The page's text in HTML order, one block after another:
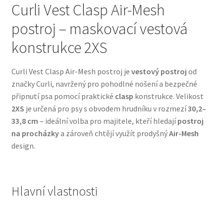
Bozita pro psy — Švédské krmivo s nordickou kvalitou
Brit pro psy
Granule pro psy
Natural Trainer pro psy — Italské krmivo s
přírodními složkami
Happy Dog — Německá kvalita a přirozené složení
Hračky pro psy
Curli Vest Clasp Air-Mesh
postroj – maskovací vestová
konstrukce 2XS
Curli Vest Clasp Air-Mesh postroj je vestový postroj od
značky Curli, navržený pro pohodlné nošení a bezpečné
připnutí psa pomocí praktické clasp konstrukce. Velikost
2XS je určená pro psy s obvodem hrudníku v rozmezí30,2–
33,8 cm – ideální volba pro majitele, kteří hledajípostroj
na procházkya zároveň chtějí využít prodyšnýAir-Mesh
design.
Hlavní vlastnosti